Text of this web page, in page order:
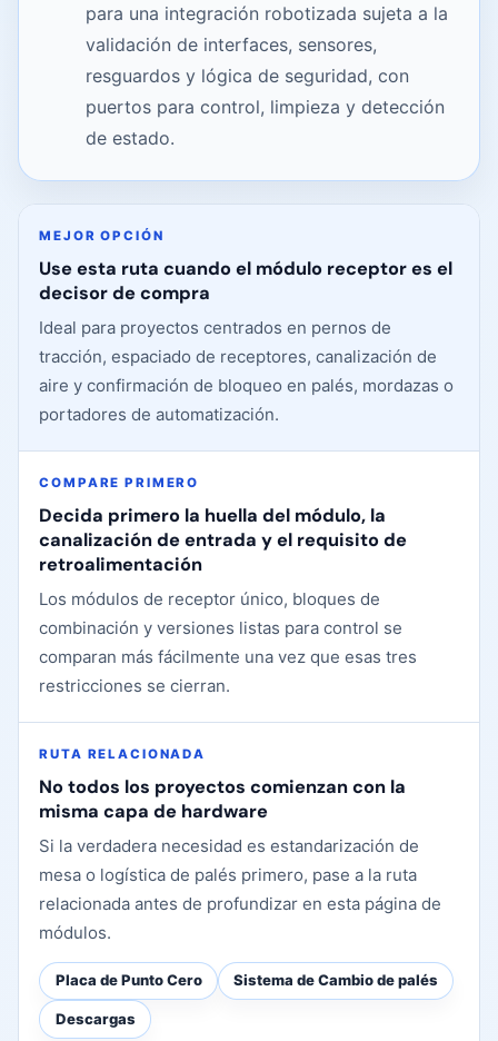
para una integración robotizada sujeta a la
validación de interfaces, sensores,
resguardos y lógica de seguridad, con
puertos para control, limpieza y detección
de estado.
MEJOR OPCIÓN
Use esta ruta cuando el módulo receptor es el
decisor de compra
Ideal para proyectos centrados en pernos de
tracción, espaciado de receptores, canalización de
aire y confirmación de bloqueo en palés, mordazas o
portadores de automatización.
COMPARE PRIMERO
Decida primero la huella del módulo, la
canalización de entrada y el requisito de
retroalimentación
Los módulos de receptor único, bloques de
combinación y versiones listas para control se
comparan más fácilmente una vez que esas tres
restricciones se cierran.
RUTA RELACIONADA
No todos los proyectos comienzan con la
misma capa de hardware
Si la verdadera necesidad es estandarización de
mesa o logística de palés primero, pase a la ruta
relacionada antes de profundizar en esta página de
módulos.
Placa de Punto Cero Sistema de Cambio de palés
Descargas